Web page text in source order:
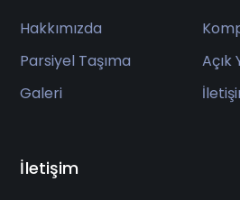
Hakkımızda
Parsiyel Taşıma
Açık
Galeri
İletişim